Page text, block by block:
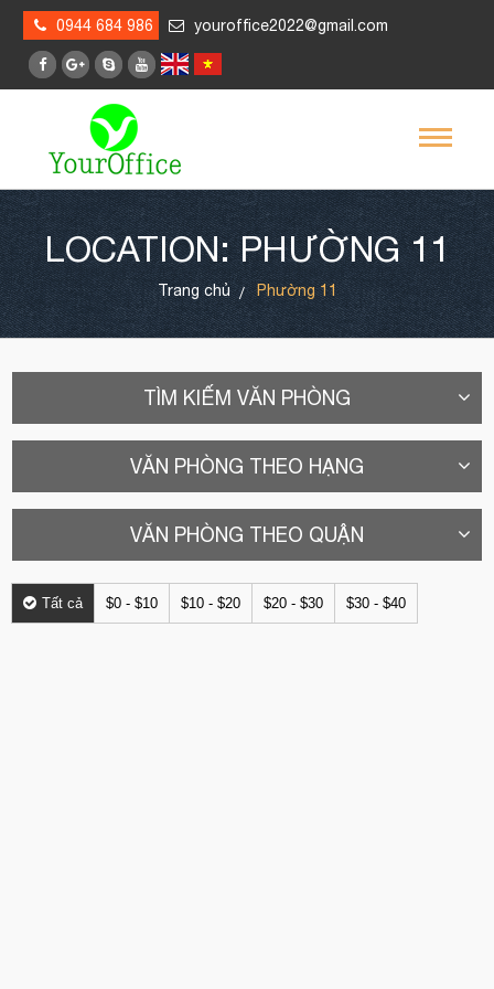
0944 684 986 youroffice2022@gmail.com
LOCATION: PHƯỜNG 11
Trang chủ Phường 11
TÌM KIẾM VĂN PHÒNG
VĂN PHÒNG THEO HẠNG
VĂN PHÒNG THEO QUẬN
Tất cả $0 - $10 $10 - $20 $20 - $30 $30 - $40